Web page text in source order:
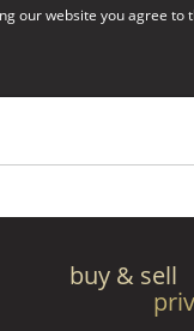
our website you agree to
buy & sell